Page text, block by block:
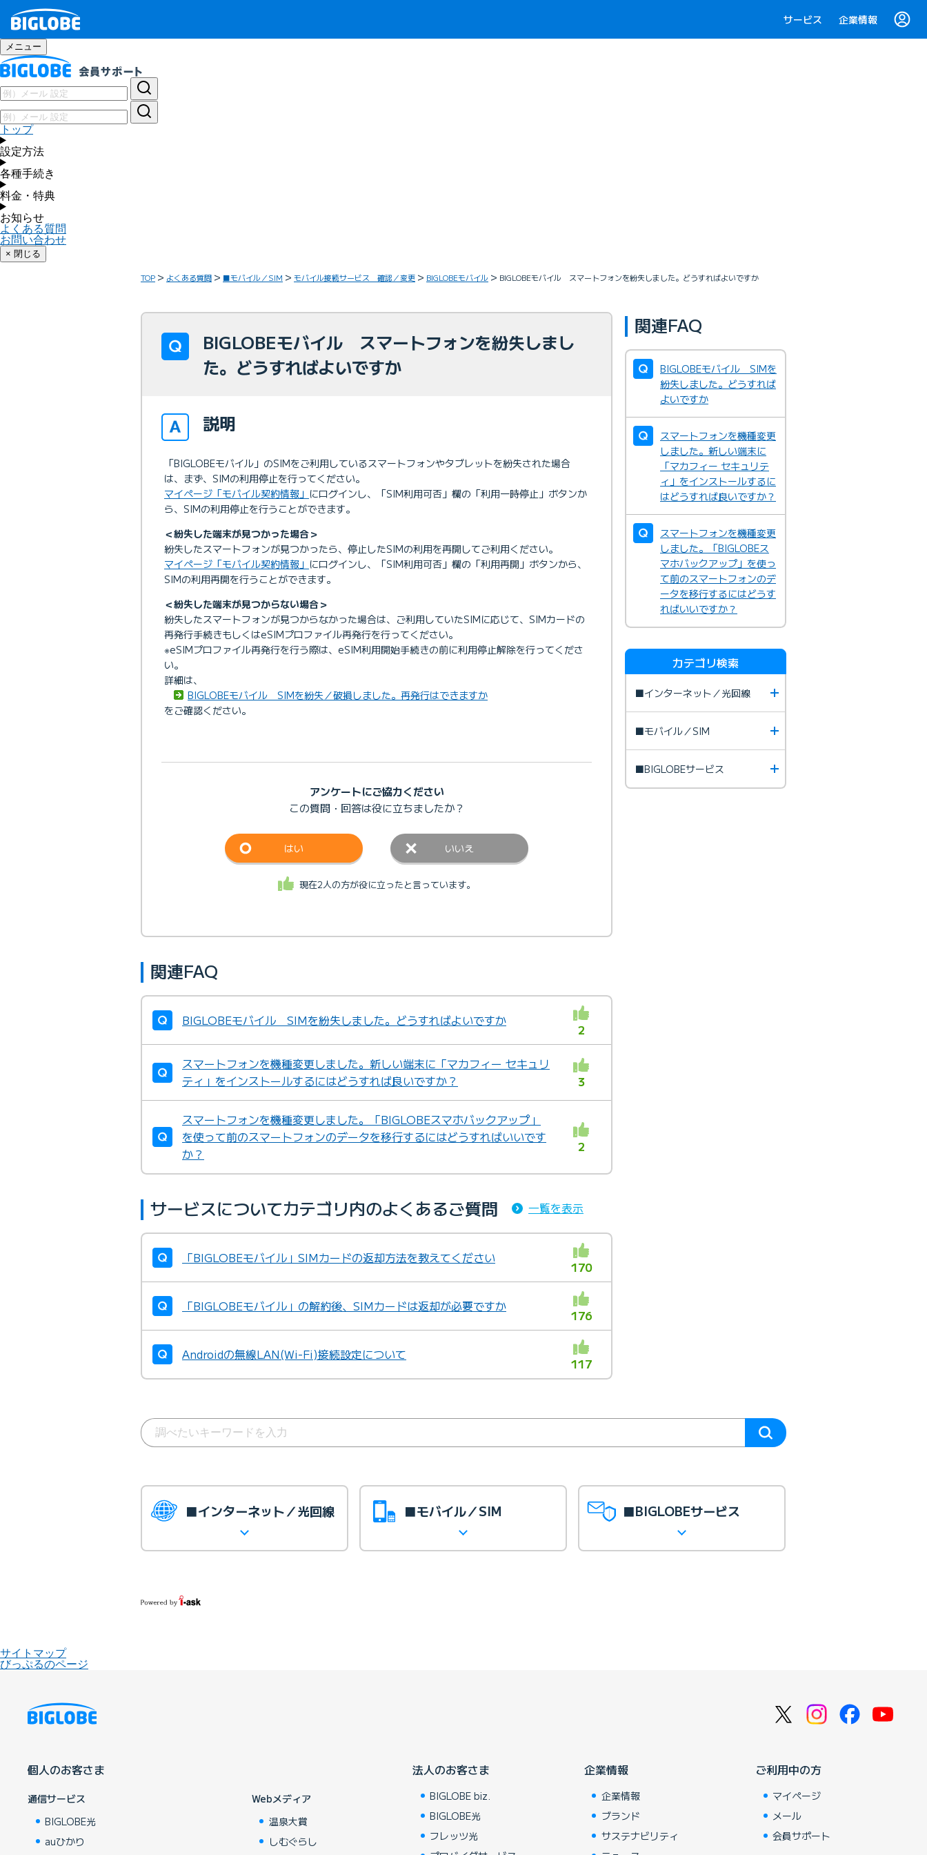
サービス 企業情報
メニュー
トップ
設定方法
各種手続き
料金・特典
お知らせ
よくある質問
お問い合わせ
× 閉じる
TOP よくある質問 ■モバイル／SIM モバイル接続サービス 確認／変更 BIGLOBEモバイル BIGLOBEモバイル スマートフォンを紛失しました。どうすればよいですか
BIGLOBEモバイル スマートフォンを紛失しまし
た。どうすればよいですか
説明
「BIGLOBEモバイル」のSIMをご利用しているスマートフォンやタブレットを紛失された場合
は、まず、SIMの利用停止を行ってください。
マイページ「モバイル契約情報」 にログインし、「SIM利用可否」欄の「利用一時停止」ボタンか
ら、SIMの利用停止を行うことができます。
＜紛失した端末が見つかった場合＞
紛失したスマートフォンが見つかったら、停止したSIMの利用を再開してご利用ください。
マイページ「モバイル契約情報」 にログインし、「SIM利用可否」欄の「利用再開」ボタンから、
SIMの利用再開を行うことができます。
＜紛失した端末が見つからない場合＞
紛失したスマートフォンが見つからなかった場合は、ご利用していたSIMに応じて、SIMカードの
再発行手続きもしくはeSIMプロファイル再発行を行ってください。
※eSIMプロファイル再発行を行う際は、eSIM利用開始手続きの前に利用停止解除を行ってくださ
い。
詳細は、
BIGLOBEモバイル SIMを紛失／破損しました。再発行はできますか
をご確認ください。
アンケートにご協力ください
この質問・回答は役に立ちましたか？
はい いいえ
現在2人の方が役に立ったと言っています。
関連FAQ
BIGLOBEモバイル SIMを紛失しました。どうすればよいですか
2
スマートフォンを機種変更しました。新しい端末に「マカフィー セキュリ
ティ」をインストールするにはどうすれば良いですか？
3
スマートフォンを機種変更しました。「BIGLOBEスマホバックアップ」
を使って前のスマートフォンのデータを移行するにはどうすればいいです
か？
2
サービスについてカテゴリ内のよくあるご質問 一覧を表示
「BIGLOBEモバイル」SIMカードの返却方法を教えてください
170
「BIGLOBEモバイル」の解約後、SIMカードは返却が必要ですか
176
Androidの無線LAN(Wi-Fi)接続設定について
117
関連FAQ
BIGLOBEモバイル SIMを
紛失しました。どうすれば
よいですか
スマートフォンを機種変更
しました。新しい端末に
「マカフィー セキュリテ
ィ」をインストールするに
はどうすれば良いですか？
スマートフォンを機種変更
しました。「BIGLOBEス
マホバックアップ」を使っ
て前のスマートフォンのデ
ータを移行するにはどうす
ればいいですか？
カテゴリ検索
■インターネット／光回線
■モバイル／SIM
■BIGLOBEサービス
■インターネット／光回線 ■モバイル／SIM ■BIGLOBEサービス
サイトマップ
びっぷるのページ
個人のお客さま
通信サービス
BIGLOBE光
auひかり
Webメディア
温泉大賞
しむぐらし
法人のお客さま
BIGLOBE biz.
BIGLOBE光
フレッツ光
企業情報
企業情報
ブランド
サステナビリティ
ご利用中の方
マイページ
メール
会員サポート